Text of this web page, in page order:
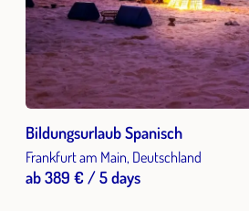
Bildungsurlaub Spanisch
Frankfurt am Main, Deutschland
ab 389 € / 5 days